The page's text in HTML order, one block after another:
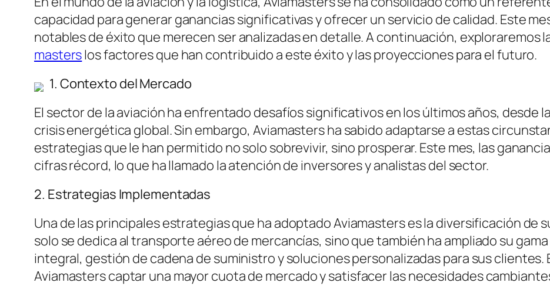
capacidad para generar ganancias significativas y ofrecer un servicio de calidad. Este
notables de éxito que merecen ser analizadas en detalle. A continuación, exploraremos
masterslos factores que han contribuido a este éxito y las proyecciones para el futuro.
1. Contexto del Mercado
El sector de la aviación ha enfrentado desafíos significativos en los últimos años, desde
crisis energética global. Sin embargo, Aviamasters ha sabido adaptarse a estas
estrategias que le han permitido no solo sobrevivir, sino prosperar. Este mes, las
cifras récord, lo que ha llamado la atención de inversores y analistas del sector.
2. Estrategias Implementadas
Una de las principales estrategias que ha adoptado Aviamasters es la diversificación de
solo se dedica al transporte aéreo de mercancías, sino que también ha ampliado su
integral, gestión de cadena de suministro y soluciones personalizadas para sus
Aviamasters captar una mayor cuota de mercado y satisfacer las necesidades